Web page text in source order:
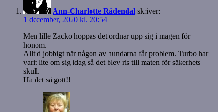
Ann-Charlotte Rådendal skriver:
1 december, 2020 kl. 20:54
Men lille Zacko hoppas det ordnar upp sig i magen för
honom.
Alltid jobbigt när någon av hundarna får problem. Turbo har
varit lite om sig idag så det blev ris till maten för säkerhets
skull.
Ha det så gott!!